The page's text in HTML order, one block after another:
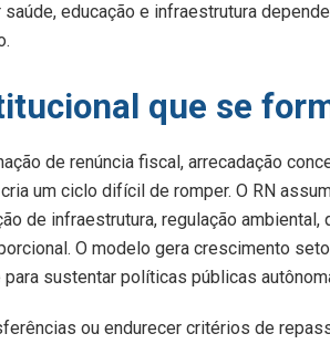
educação e infraestrutura
que se
de renúncia fiscal, arrecadação
um ciclo difícil de romper. O RN
de infraestrutura, regulação
O modelo gera crescimento
sustentar políticas públicas
ou endurecer critérios de